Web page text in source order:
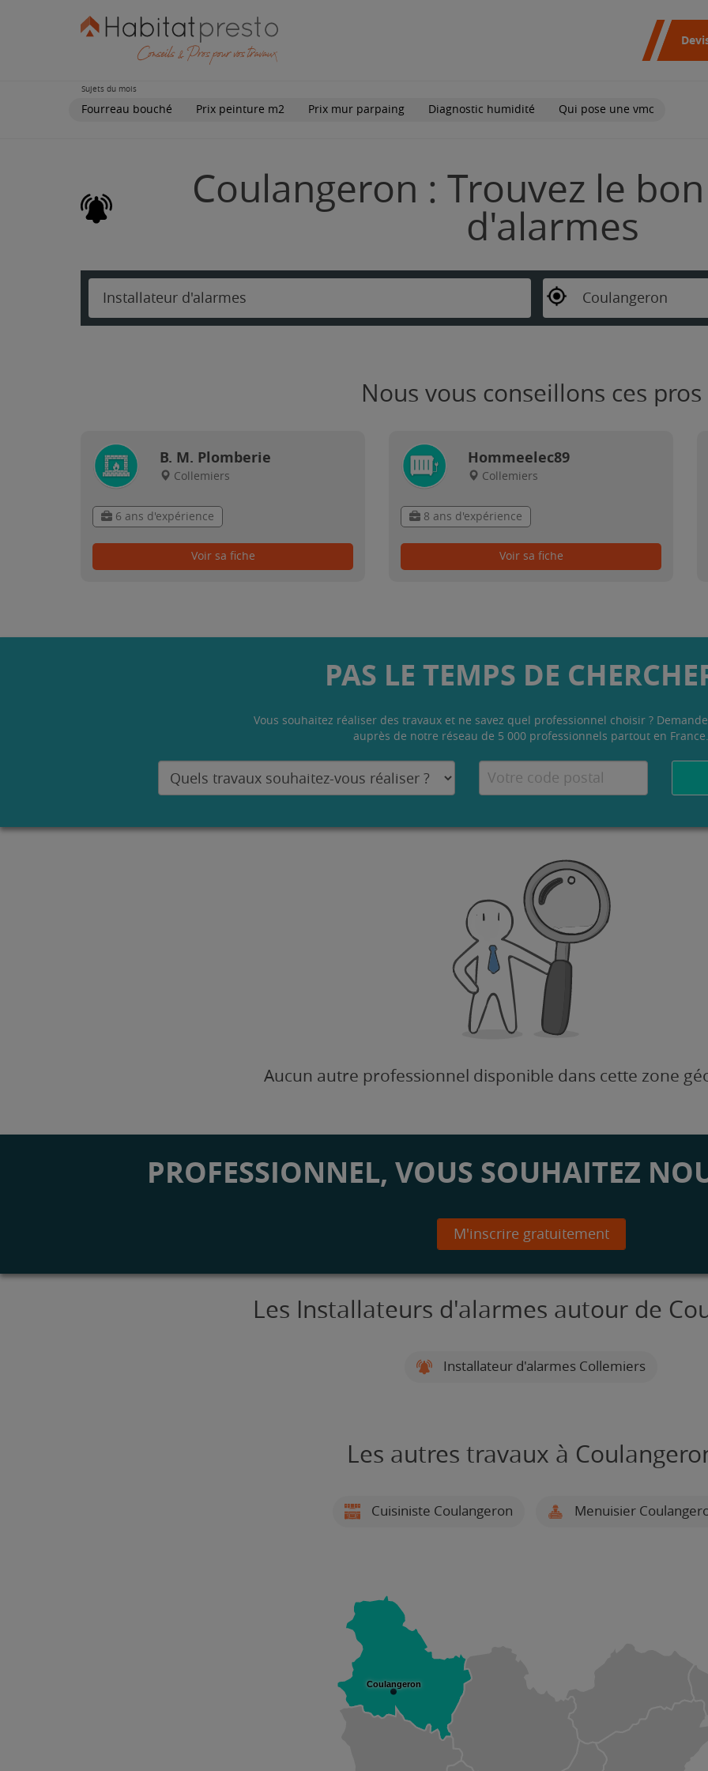
Sujets du mois
Fourreau bouché Prix peinture m2 Prix mur parpaing Diagnostic humidité Qui pose une vmc
Coulangeron : Trouvez le
d'alarmes
Installateur d'alarmes Coulangeron
Nous vous conseillons ces pros
B. M. Plomberie
Collemiers
6 ans d'expérience
Voir sa fiche
Hommeelec89
Collemiers
8 ans d'expérience
Voir sa fiche
PAS LE TEMPS DE
Vous souhaitez réaliser des travaux et ne savez quel professionnel choisir ?
auprès de notre réseau de 5 000 professionnels partout en France.
Aucun autre professionnel disponible dans cette zone
PROFESSIONNEL, VOUS SOUHAITEZ
M'inscrire gratuitement
Les Installateurs d'alarmes autour de
Installateur d'alarmes Collemiers
Les autres travaux à
Cuisiniste Coulangeron Menuisier
Coulangeron